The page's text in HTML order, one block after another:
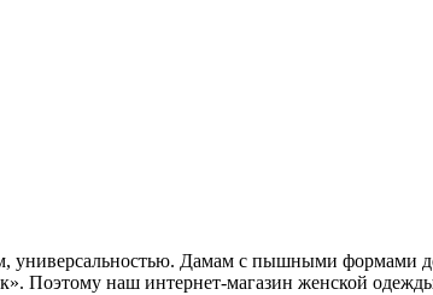
Дамам с пышными формами
Поэтому наш интернет-магазин женской